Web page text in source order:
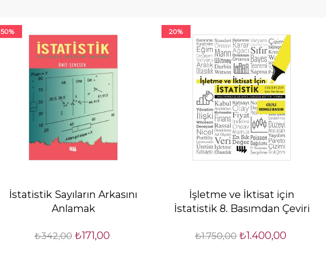
50%
İstatistik Sayıların Arkasını
Anlamak
₺342,00 ₺171,00
20%
İşletme ve İktisat için
İstatistik 8. Basımdan Çeviri
₺1.750,00 ₺1.400,00